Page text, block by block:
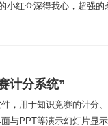
小红伞深得我心，超强的
计分系统”
，用于知识竞赛的计分
与PPT等演示幻灯片显